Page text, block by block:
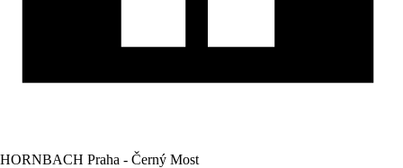
HORNBACH Praha - Černý Most